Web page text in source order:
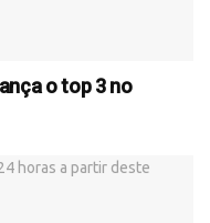
o top 3 no